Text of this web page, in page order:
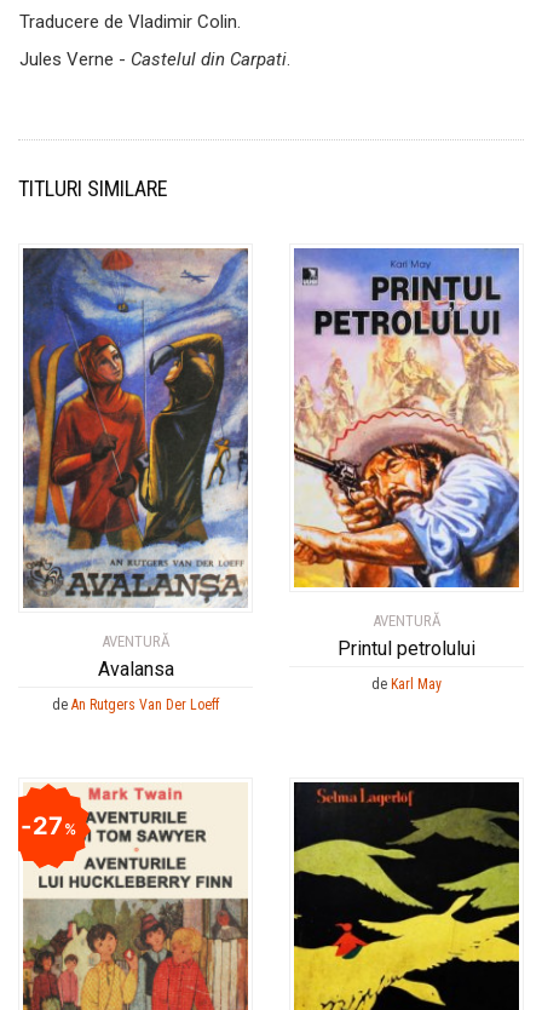
Traducere de Vladimir Colin.
Jules Verne - Castelul din Carpati.
TITLURI SIMILARE
AVENTURĂ
Avalansa
de An Rutgers Van Der Loeff
AVENTURĂ
Printul petrolului
de Karl May
27%